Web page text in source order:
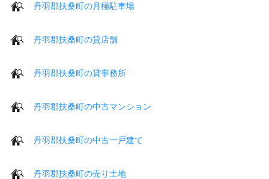
丹羽郡扶桑町の月極駐車場
丹羽郡扶桑町の貸店舗
丹羽郡扶桑町の貸事務所
丹羽郡扶桑町の中古マンション
丹羽郡扶桑町の中古一戸建て
丹羽郡扶桑町の売り土地